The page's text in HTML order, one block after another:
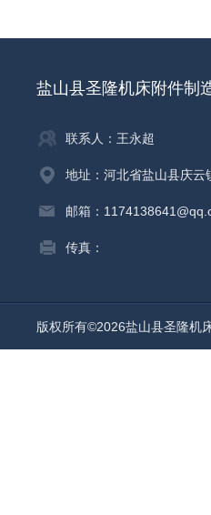
盐山县圣隆机床附件制
联系人：王永超
地址：河北省盐山县庆云
邮箱：
传真：
版权所有©2026盐山县圣隆机